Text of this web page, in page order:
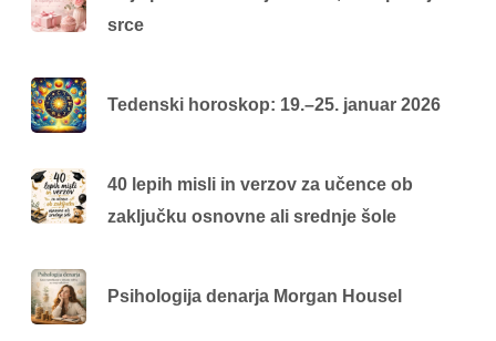
srce
Tedenski horoskop: 19.–25. januar 2026
40 lepih misli in verzov za učence ob
zaključku osnovne ali srednje šole
Psihologija denarja Morgan Housel